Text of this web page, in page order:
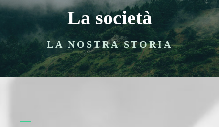
La società
LA NOSTRA STORIA